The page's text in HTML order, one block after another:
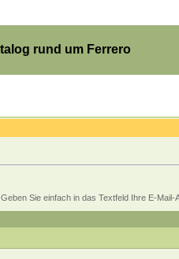
rund um Ferrero
Sie einfach in das Textfeld Ihre E-